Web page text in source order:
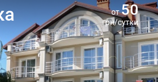
от50
грн/сутки